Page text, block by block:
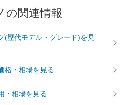
の関連情報
(歴代モデル・グレード)を見
格・相場を見る
・相場を見る